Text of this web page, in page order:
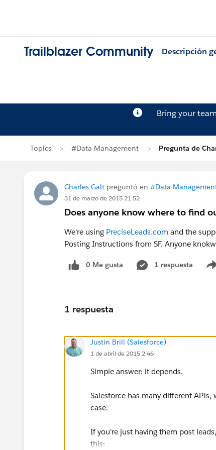
Trailblazer Community Descripción
Bring your
Topics #Data Management Pregunta de
Charles Galt preguntó en #Data
31 de marzo de 2015 21:52
Does anyone know where to find
We're using PreciseLeads.com and the
Posting Instructions from SF. Anyone
0 Me gusta 1 respuesta
1 respuesta
Justin Brill (Salesforce)
1 de abril de 2015 2:46
Simple answer: it depends.
Salesforce has many different
case.
If you're just having them post
this: